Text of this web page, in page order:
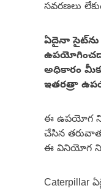
సవరణలు
ఏదైనా
అధికారం
ఇతరత్రా
ఈ ఉపయోగ
చేసిన
ఈ వినియోగ
Caterpillar